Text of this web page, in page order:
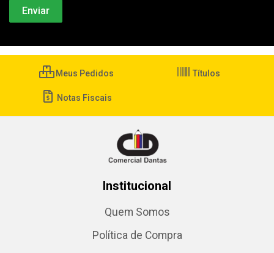
Meus Pedidos Títulos
Notas Fiscais
Institucional
Quem Somos
Política de Compra